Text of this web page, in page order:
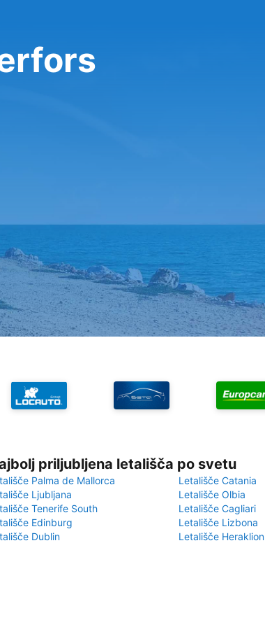
priljubljena letališča po svetu
Palma de Mallorca
Letališče Catania
Ljubljana
Letališče Olbia
Tenerife South
Letališče Cagliari
Edinburg
Letališče Lizbona
Dublin
Letališče Heraklion